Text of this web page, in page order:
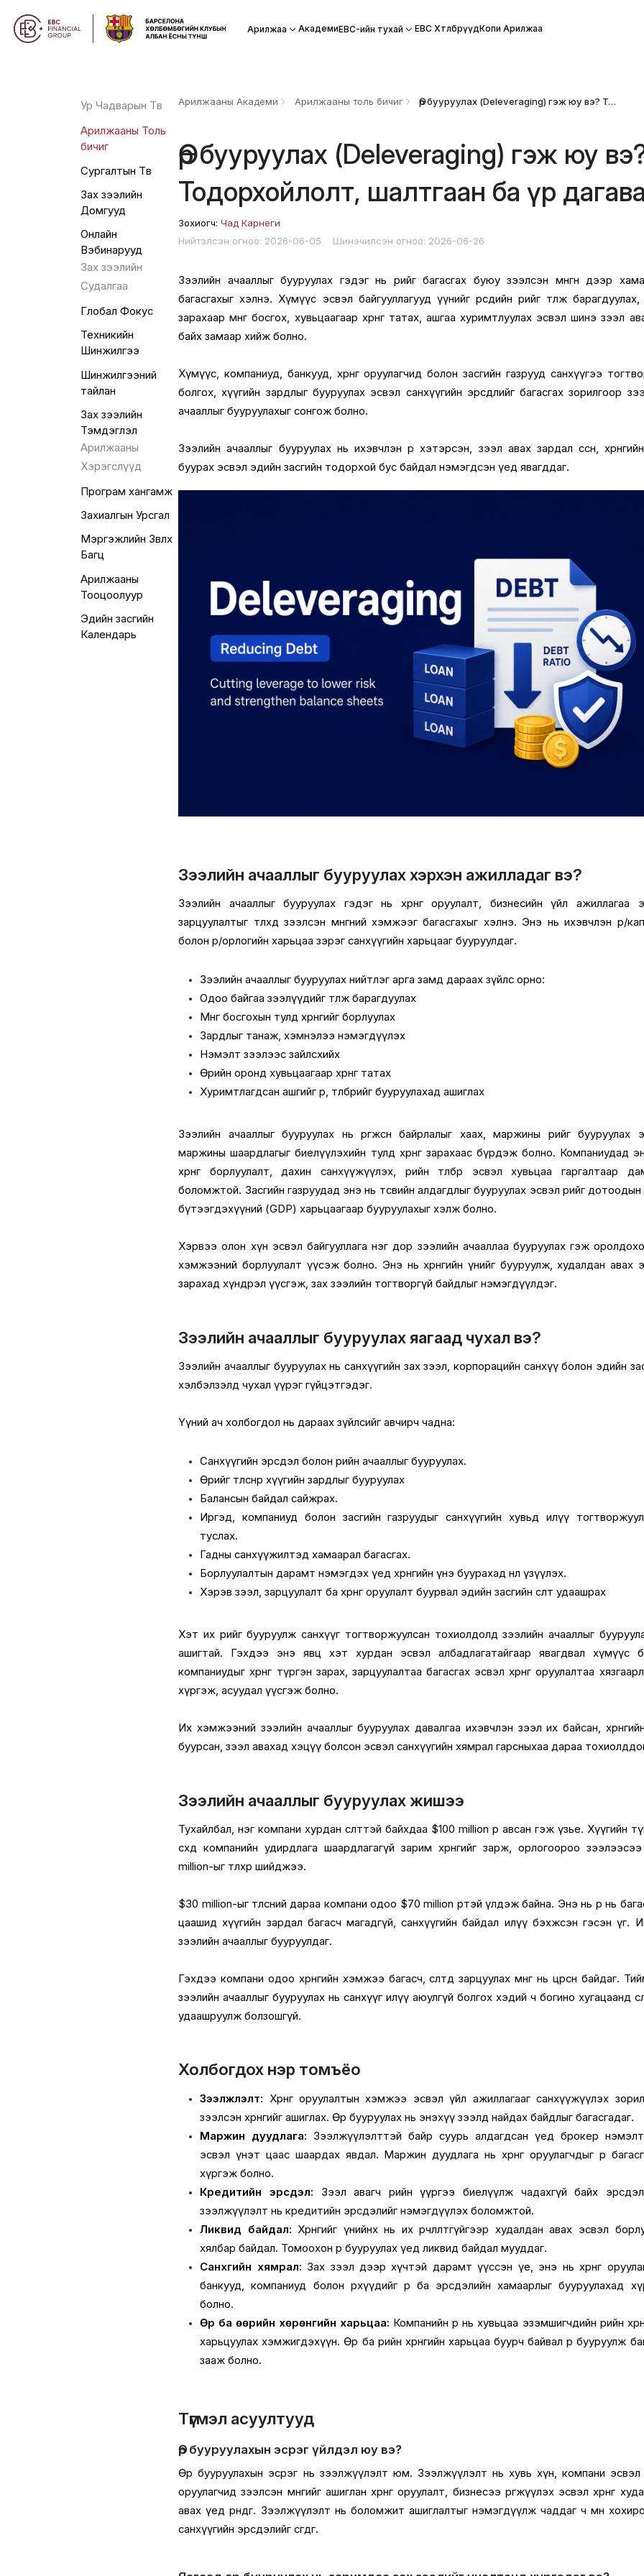
Арилжаа АкадемиEBC-ийн тухай EBC ХөтөлбөрүүдКопи Арилжаа
Ур Чадварын Төв
Арилжааны Толь
бичиг
Сургалтын Төв
Зах зээлийн
Домгууд
Онлайн
Вэбинарууд
Зах зээлийн
Судалгаа
Глобал Фокус
Техникийн
Шинжилгээ
Шинжилгээний
тайлан
Зах зээлийн
Тэмдэглэл
Арилжааны
Хэрэгслүүд
Програм хангамж
Захиалгын Урсгал
Мэргэжлийн Зөвлөх
Багц
Арилжааны
Тооцоолуур
Эдийн засгийн
Календарь
Арилжааны Академи Арилжааны толь бичиг Өр бууруулах (Deleveraging) гэж юу вэ? Тодорхойлолт, шалтгаан ба үр дагавар
Өр бууруулах (Deleveraging) гэж юу
Тодорхойлолт, шалтгаан ба үр
Зохиогч:Чад Карнеги
Нийтэлсэн огноо: 2026-06-05
Шинэчилсэн огноо: 2026-06-26
Зээлийн ачааллыг бууруулах гэдэг нь өрийг багасгах буюу зээлсэн мөнгөн дээр
багасгахыг хэлнэ. Хүмүүс эсвэл байгууллагууд үүнийг өөрсдийн өрийг төлж барагдуулах,
зарахаар мөнгө босгох, хувьцаагаар хөрөнгө татах, ашгаа хуримтлуулах эсвэл шинэ зээл
байх замаар хийж болно.
Хүмүүс, компаниуд, банкууд, хөрөнгө оруулагчид болон засгийн газрууд санхүүгээ
болгох, хүүгийн зардлыг бууруулах эсвэл санхүүгийн эрсдлийг багасгах зорилгоор
ачааллыг бууруулахыг сонгож болно.
Зээлийн ачааллыг бууруулах нь ихэвчлэн өр хэтэрсэн, зээл авах зардал өссөн,
буурах эсвэл эдийн засгийн тодорхой бус байдал нэмэгдсэн үед явагддаг.
Зээлийн ачааллыг бууруулах хэрхэн ажилладаг вэ?
Зээлийн ачааллыг бууруулах гэдэг нь хөрөнгө оруулалт, бизнесийн үйл ажиллагаа
зарцуулалтыг төлөхөд зээлсэн мөнгөний хэмжээг багасгахыг хэлнэ. Энэ нь ихэвчлэн өр/
болон өр/орлогийн харьцаа зэрэг санхүүгийн харьцааг бууруулдаг.
Зээлийн ачааллыг бууруулах нийтлэг арга замд дараах зүйлс орно:
Одоо байгаа зээлүүдийг төлж барагдуулах
Мөнгө босгохын тулд хөрөнгийг борлуулах
Зардлыг танаж, хэмнэлээ нэмэгдүүлэх
Нэмэлт зээлээс зайлсхийх
Өрийн оронд хувьцаагаар хөрөнгө татах
Хуримтлагдсан ашгийг өр, төлбөрийг бууруулахад ашиглах
Зээлийн ачааллыг бууруулах нь өргөжсөн байрлалыг хаах, маржины өрийг бууруулах
маржины шаардлагыг биелүүлэхийн тулд хөрөнгө зарахаас бүрдэж болно. Компаниудад
хөрөнгө борлуулалт, дахин санхүүжүүлэх, өрийн төлбөр эсвэл хувьцаа гаргалтаар
боломжтой. Засгийн газруудад энэ нь төсвийн алдагдлыг бууруулах эсвэл өрийг дотоодын
бүтээгдэхүүний (GDP) харьцаагаар бууруулахыг хэлж болно.
Хэрвээ олон хүн эсвэл байгууллага нэг дор зээлийн ачааллаа бууруулах гэж
хэмжээний борлуулалт үүсэж болно. Энэ нь хөрөнгийн үнийг бууруулж, худалдан авах
зарахад хүндрэл үүсгэж, зах зээлийн тогтворгүй байдлыг нэмэгдүүлдэг.
Зээлийн ачааллыг бууруулах яагаад чухал вэ?
Зээлийн ачааллыг бууруулах нь санхүүгийн зах зээл, корпорацийн санхүү болон эдийн
хэлбэлзэлд чухал үүрэг гүйцэтгэдэг.
Үүний ач холбогдол нь дараах зүйлсийг авчирч чадна:
Санхүүгийн эрсдэл болон өрийн ачааллыг бууруулах.
Өрийг төлснөөр хүүгийн зардлыг бууруулах
Балансын байдал сайжрах.
Иргэд, компаниуд болон засгийн газруудыг санхүүгийн хувьд илүү
туслах.
Гадны санхүүжилтэд хамаарал багасгах.
Борлуулалтын дарамт нэмэгдэх үед хөрөнгийн үнэ буурахад нөлөө үзүүлэх.
Хэрэв зээл, зарцуулалт ба хөрөнгө оруулалт буурвал эдийн засгийн өсөлт удаашрах
Хэт их өрийг бууруулж санхүүг тогтворжуулсан тохиолдолд зээлийн ачааллыг
ашигтай. Гэхдээ энэ явц хэт хурдан эсвэл албадлагатайгаар явагдвал хүмүүс
компаниудыг хөрөнгөө түргэн зарах, зарцуулалтаа багасгах эсвэл хөрөнгө оруулалтаа
хүргэж, асуудал үүсгэж болно.
Их хэмжээний зээлийн ачааллыг бууруулах давалгаа ихэвчлэн зээл их байсан,
буурсан, зээл авахад хэцүү болсон эсвэл санхүүгийн хямрал гарсныхаа дараа
Зээлийн ачааллыг бууруулах жишээ
Тухайлбал, нэг компани хурдан өсөлттэй байхдаа $100 million өр авсан гэж үзье. Хүүгийн
өсөхөд компанийн удирдлага шаардлагагүй зарим хөрөнгийг зарж, орлогоороо
million-ыг төлөхөөр шийджээ.
$30 million-ыг төлсний дараа компани одоо $70 million өртэй үлдэж байна. Энэ нь өр нь
цаашид хүүгийн зардал багасч магадгүй, санхүүгийн байдал илүү бэхжсэн гэсэн үг.
зээлийн ачааллыг бууруулдаг.
Гэхдээ компани одоо хөрөнгийн хэмжээ багасч, өсөлтөд зарцуулах мөнгө нь цөөрсөн байдаг.
зээлийн ачааллыг бууруулах нь санхүүг илүү аюулгүй болгох хэдий ч богино хугацаанд
удаашруулж болзошгүй.
Холбогдох нэр томъёо
Зээлжүүлэлт: Хөрөнгө оруулалтын хэмжээ эсвэл үйл ажиллагааг санхүүжүүлэх
зээлсэн хөрөнгийг ашиглах. Өр бууруулах нь энэхүү зээлд найдах байдлыг багасгадаг.
Маржин дуудлага: Зээлжүүлэлттэй байр суурь алдагдсан үед брокер нэмэлт
эсвэл үнэт цаас шаардах явдал. Маржин дуудлага нь хөрөнгө оруулагчдыг өрөө
хүргэж болно.
Кредитийн эрсдэл: Зээл авагч өрийн үүргээ биелүүлж чадахгүй байх
зээлжүүлэлт нь кредитийн эрсдэлийг нэмэгдүүлэх боломжтой.
Ликвид байдал: Хөрөнгийг үнийнх нь их өөрчлөлтгүйгээр худалдан авах эсвэл
хялбар байдал. Томоохон өр бууруулах үед ликвид байдал мууддаг.
Санхүүгийн хямрал: Зах зээл дээр хүчтэй дарамт үүссэн үе, энэ нь хөрөнгө
банкууд, компаниуд болон өрхүүдийг өр ба эрсдэлийн хамаарлыг бууруулахад
болно.
Өр ба өөрийн хөрөнгийн харьцаа: Компанийн өр нь хувьцаа эзэмшигчдийн өөрийн
харьцуулах хэмжигдэхүүн. Өр ба өөрийн хөрөнгийн харьцаа буурч байвал өр бууруулж
зааж болно.
Түгмэл асуултууд
Өр бууруулахын эсрэг үйлдэл юу вэ?
Өр бууруулахын эсрэг нь зээлжүүлэлт юм. Зээлжүүлэлт нь хувь хүн, компани эсвэл
оруулагчид зээлсэн мөнгийг ашиглан хөрөнгө оруулалт, бизнесээ өргөжүүлэх эсвэл хөрөнгө
авах үед өрнөдөг. Зээлжүүлэлт нь боломжит ашиглалтыг нэмэгдүүлж чаддаг ч мөн
санхүүгийн эрсдэлийг өсгөдөг.